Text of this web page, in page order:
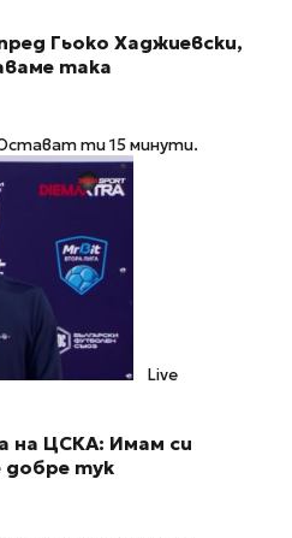
Гьоко Хаджиевски,
така
Остават ти 15 минути.
Live
на ЦСКА: Имам си
добре тук